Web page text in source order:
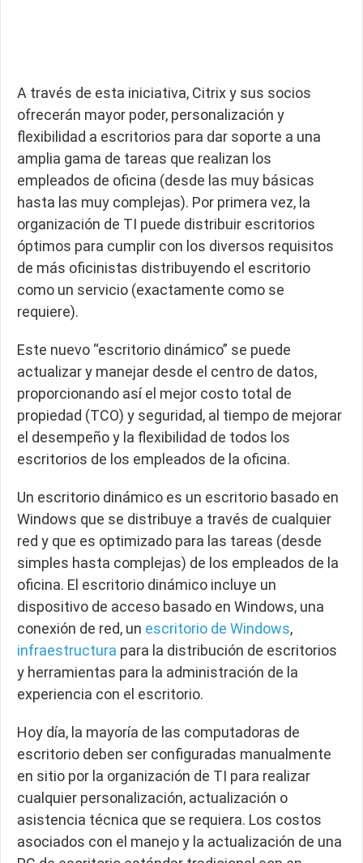
A través de esta iniciativa, Citrix y sus socios
ofrecerán mayor poder, personalización y
flexibilidad a escritorios para dar soporte a una
amplia gama de tareas que realizan los
empleados de oficina (desde las muy básicas
hasta las muy complejas). Por primera vez, la
organización de TI puede distribuir escritorios
óptimos para cumplir con los diversos requisitos
de más oficinistas distribuyendo el escritorio
como un servicio (exactamente como se
requiere).
Este nuevo “escritorio dinámico” se puede
actualizar y manejar desde el centro de datos,
proporcionando así el mejor costo total de
propiedad (TCO) y seguridad, al tiempo de mejorar
el desempeño y la flexibilidad de todos los
escritorios de los empleados de la oficina.
Un escritorio dinámico es un escritorio basado en
Windows que se distribuye a través de cualquier
red y que es optimizado para las tareas (desde
simples hasta complejas) de los empleados de la
oficina. El escritorio dinámico incluye un
dispositivo de acceso basado en Windows, una
conexión de red, un escritorio de Windows,
infraestructura para la distribución de escritorios
y herramientas para la administración de la
experiencia con el escritorio.
Hoy día, la mayoría de las computadoras de
escritorio deben ser configuradas manualmente
en sitio por la organización de TI para realizar
cualquier personalización, actualización o
asistencia técnica que se requiera. Los costos
asociados con el manejo y la actualización de una